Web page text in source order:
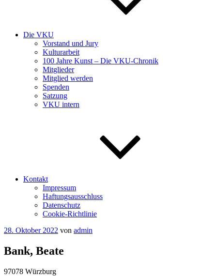
Die VKU
Vorstand und Jury
Kulturarbeit
100 Jahre Kunst – Die VKU-Chronik
Mitglieder
Mitglied werden
Spenden
Satzung
VKU intern
Kontakt
Impressum
Haftungsausschluss
Datenschutz
Cookie-Richtlinie
Veröffentlicht
28. Oktober 2022 von admin
Bank, Beate
97078 Würzburg